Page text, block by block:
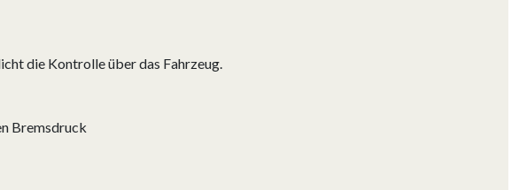
die Kontrolle über das Fahrzeug.
Bremsdruck